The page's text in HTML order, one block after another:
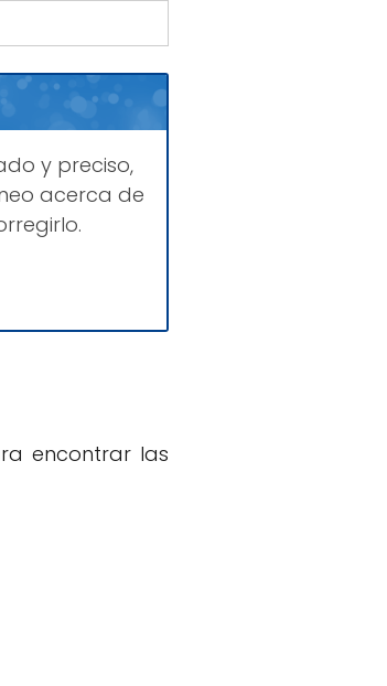
y preciso,
acerca de
encontrar las